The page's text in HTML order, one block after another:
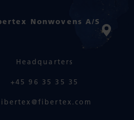
Nonwovens A/S
Headquarters
+45 96 35 35 35